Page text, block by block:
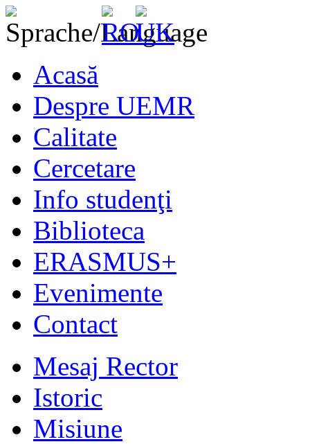
Acasă
Despre UEMR
Calitate
Cercetare
Info studenţi
Biblioteca
ERASMUS+
Evenimente
Contact
Mesaj Rector
Istoric
Misiune